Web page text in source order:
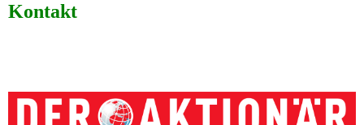
Kontakt